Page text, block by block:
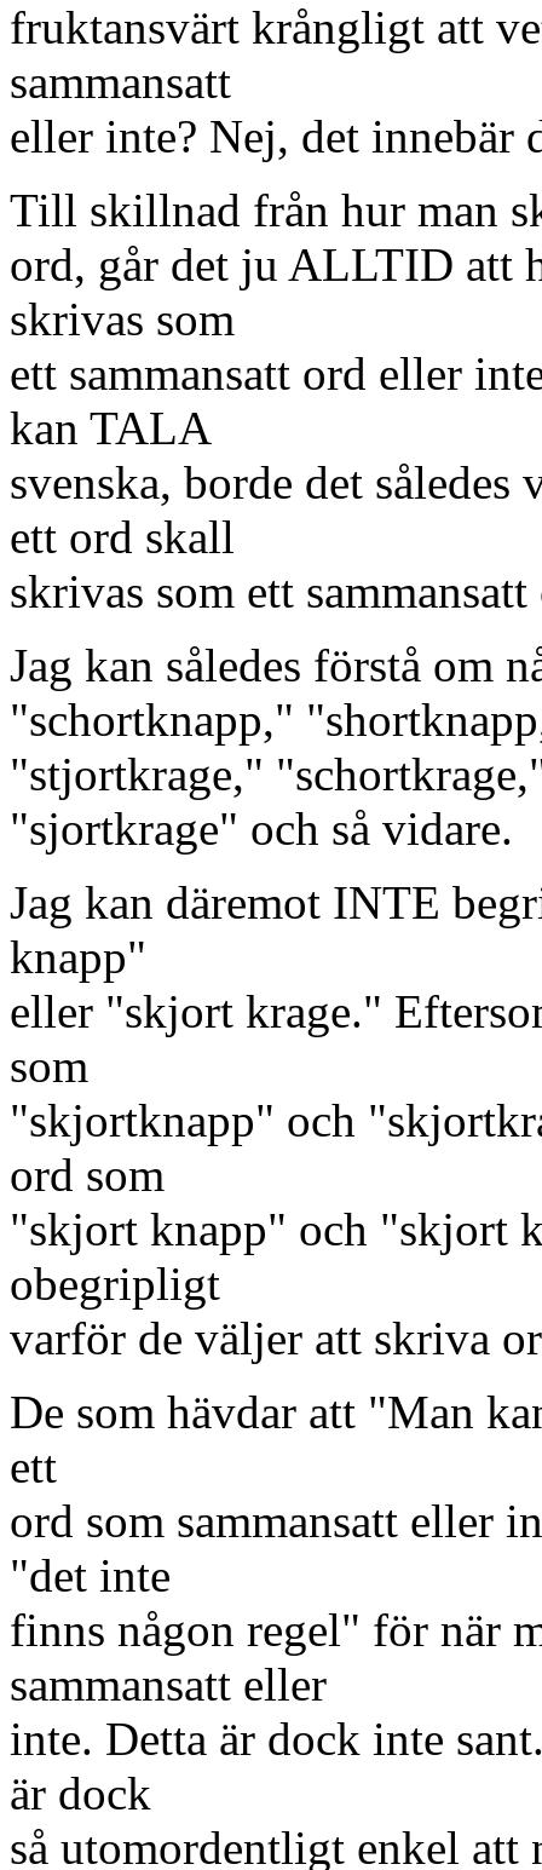
fruktansvärt krångligt att
sammansatt
eller inte? Nej, det innebär
Till skillnad från hur man
ord, går det ju ALLTID att
skrivas som
ett sammansatt ord eller
kan TALA
svenska, borde det
ett ord skall
skrivas som ett
Jag kan således förstå om
"schortknapp,"
"stjortkrage,"
"sjortkrage" och så vidare.
Jag kan däremot INTE
knapp"
eller "skjort krage."
som
"skjortknapp" och
ord som
"skjort knapp" och "skjort
obegripligt
varför de väljer att skriva
De som hävdar att "Man
ett
ord som sammansatt eller
"det inte
finns någon regel" för när
sammansatt eller
inte. Detta är dock inte
är dock
så utomordentligt enkel att